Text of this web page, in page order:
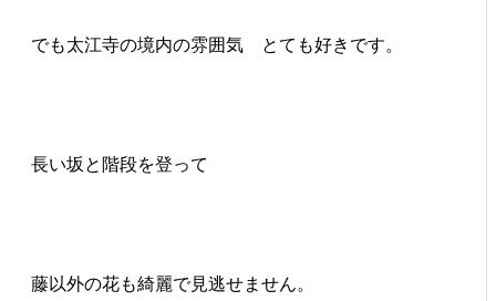
でも太江寺の境内の雰囲気 とても好きです。
長い坂と階段を登って
藤以外の花も綺麗で見逃せません。